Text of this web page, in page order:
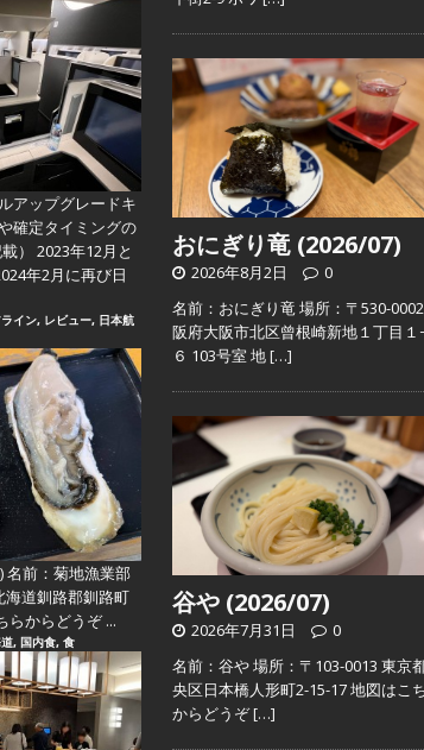
アップグレードキ
確定タイミングの
） 2023年12月と
年2月に再び日
イン, レビュー, 日本航
名前：菊地漁業部
海道釧路郡釧路町
らからどうぞ ...
, 国内食, 食
おにぎり竜 (2026/07)
2026年8月2日
0
名前：おにぎり竜 場所：〒530-
阪府大阪市北区曾根崎新地１丁目１
６ 103号室 地[…]
谷や (2026/07)
2026年7月31日
0
名前：谷や 場所：〒103-0013 東京
央区日本橋人形町2-15-17 地図はこ
からどうぞ[…]